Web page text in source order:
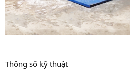
Thông số kỹ thuật